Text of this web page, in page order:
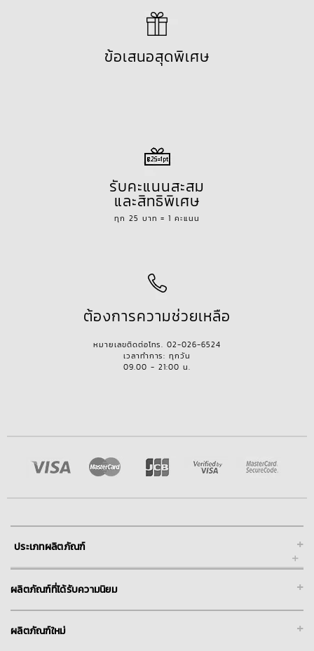
ข้อเสนอสุดพิเศษ
รับคะแนนสะสม
และสิทธิพิเศษ
ทุก 25 บาท = 1 คะแนน
ต้องการความช่วยเหลือ
หมายเลขติดต่อโทร. 02-026-6524
เวลาทำการ: ทุกวัน
09.00 - 21:00 น.
+
ประเภทผลิตภัณฑ์
+
ผลิตภัณฑ์ที่ได้รับความนิยม
+
ผลิตภัณฑ์ใหม่